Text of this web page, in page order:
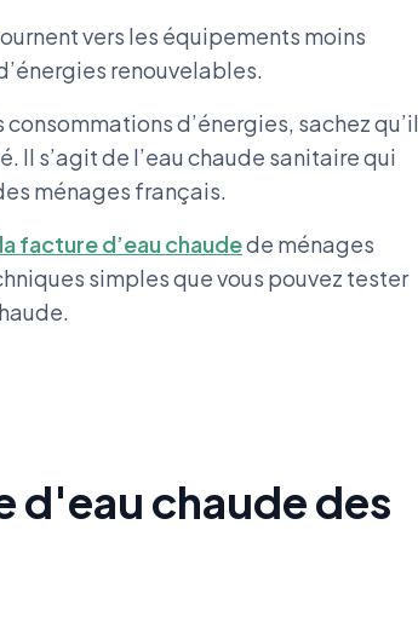
vers les équipements moins
renouvelables.
d’énergies, sachez qu’il
Il s’agit de l’eau chaude sanitaire qui
ménages français.
facture d’eau chaudede ménages
simples que vous pouvez tester
d'eau chaude des